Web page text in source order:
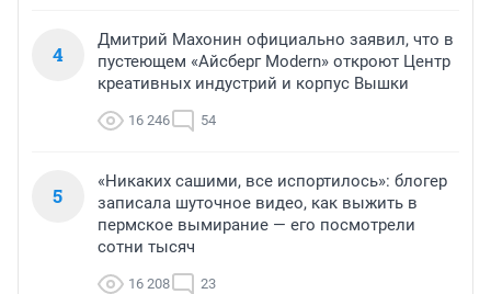
4
Дмитрий Махонин официально заявил, что в
пустеющем «Айсберг Modern» откроют Центр
креативных индустрий и корпус Вышки
16 246 54
5
«Никаких сашими, все испортилось»: блогер
записала шуточное видео, как выжить в
пермское вымирание — его посмотрели
сотни тысяч
16 208 23